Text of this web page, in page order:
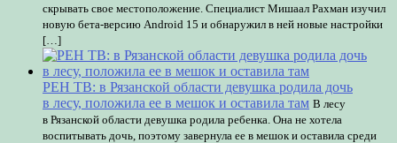
скрывать свое местоположение. Специалист Мишаал Рахман изучил
новую бета-версию Android 15 и обнаружил в ней новые настройки
[…]
РЕН ТВ: в Рязанской области девушка родила дочь
в лесу, положила ее в мешок и оставила там В лесу
в Рязанской области девушка родила ребенка. Она не хотела
воспитывать дочь, поэтому завернула ее в мешок и оставила среди